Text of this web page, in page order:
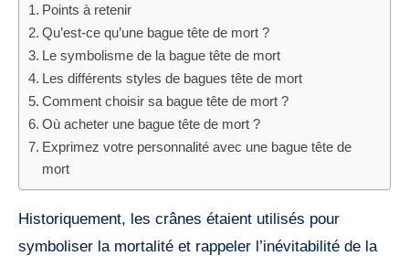
Points à retenir
Qu’est-ce qu’une bague tête de mort ?
Le symbolisme de la bague tête de mort
Les différents styles de bagues tête de mort
Comment choisir sa bague tête de mort ?
Où acheter une bague tête de mort ?
Exprimez votre personnalité avec une bague tête de
mort
Historiquement, les crânes étaient utilisés pour
symboliser la mortalité et rappeler l’inévitabilité de la